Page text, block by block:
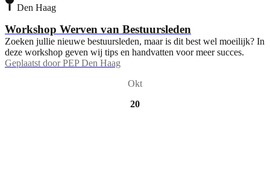
Den Haag
Workshop Werven van Bestuursleden
Zoeken jullie nieuwe bestuursleden, maar is dit best wel moeilijk? In
deze workshop geven wij tips en handvatten voor meer succes.
Geplaatst door PEP Den Haag
Okt
20